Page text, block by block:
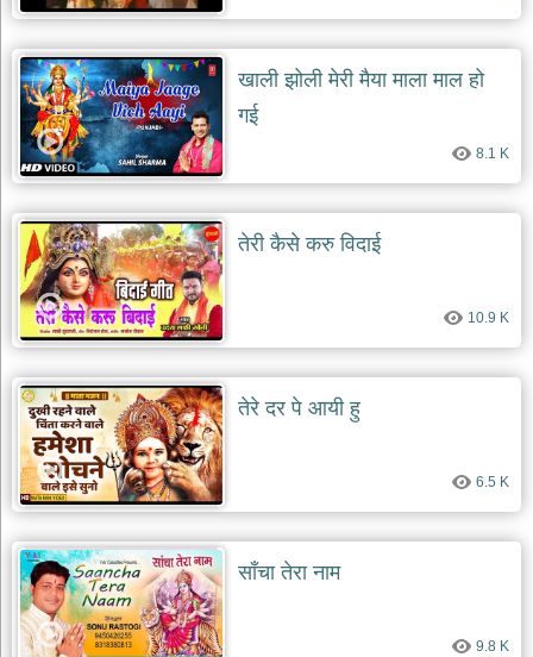
जोड़ें
add
bhajans
खाली झोली मेरी मैया माला माल हो
गई
8.1 K
तेरी कैसे करु विदाई
10.9 K
तेरे दर पे आयी हु
6.5 K
साँचा तेरा नाम
9.8 K